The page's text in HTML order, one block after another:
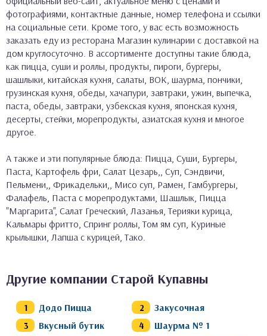
фотографиями, контактные данные, номер телефона и ссылки
на социальные сети. Кроме того, у вас есть возможность
заказать еду из ресторана Магазин кулинарии с доставкой на
дом круглосуточно. В ассортименте доступны такие блюда,
как пицца, суши и роллы, продукты, пироги, бургеры,
шашлыки, китайская кухня, салаты, ВОК, шаурма, пончики,
грузинская кухня, обеды, хачапури, завтраки, ужин, выпечка,
паста, обеды, завтраки, узбекская кухня, японская кухня,
десерты, стейки, морепродукты, азиатская кухня и многое
другое.
А также и эти популярные блюда: Пицца, Суши, Бургеры,
Паста, Картофель фри, Салат Цезарь,, Суп, Сэндвичи,
Пельмени,, Фрикадельки,, Мисо суп, Рамен, Гамбургеры,
Фалафель, Паста с морепродуктами, Шашлык, Пицца
"Маргарита", Салат Греческий, Лазанья, Терияки курица,
Кальмары фритто, Спринг роллы, Том ям суп, Куриные
крылышки, Лапша с курицей, Тако.
Другие компании Старой Купавны
Додо Пицца
Закусочная
Вкусный бутик
Шаурма № 1